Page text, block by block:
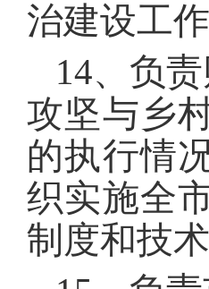
治建设工作
14、负
攻坚与乡
的执行情
织实施全
制度和技